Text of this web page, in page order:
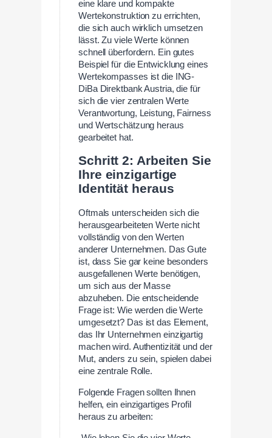
eine klare und kompakte
Wertekonstruktion zu errichten,
die sich auch wirklich umsetzen
lässt. Zu viele Werte können
schnell überfordern. Ein gutes
Beispiel für die Entwicklung eines
Wertekompasses ist die ING-
DiBa Direktbank Austria, die für
sich die vier zentralen Werte
Verantwortung, Leistung, Fairness
und Wertschätzung heraus
gearbeitet hat.
Schritt 2: Arbeiten Sie
Ihre einzigartige
Identität heraus
Oftmals unterscheiden sich die
herausgearbeiteten Werte nicht
vollständig von den Werten
anderer Unternehmen. Das Gute
ist, dass Sie gar keine besonders
ausgefallenen Werte benötigen,
um sich aus der Masse
abzuheben. Die entscheidende
Frage ist: Wie werden die Werte
umgesetzt? Das ist das Element,
das Ihr Unternehmen einzigartig
machen wird. Authentizität und der
Mut, anders zu sein, spielen dabei
eine zentrale Rolle.
Folgende Fragen sollten Ihnen
helfen, ein einzigartiges Profil
heraus zu arbeiten: